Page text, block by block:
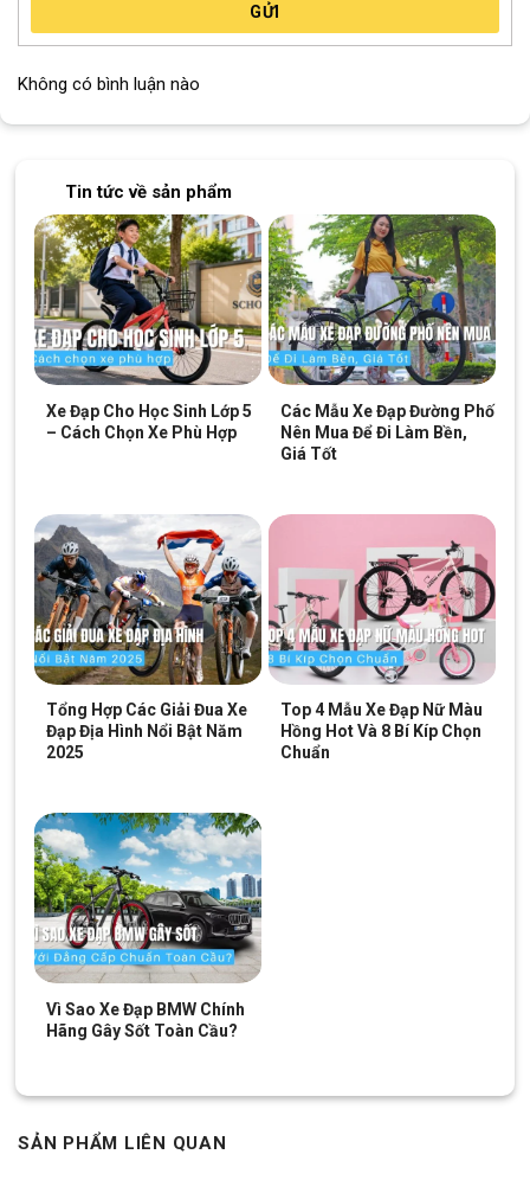
GỬI
Không có bình luận nào
Tin tức về sản phẩm
Xe Đạp Cho Học Sinh Lớp 5
– Cách Chọn Xe Phù Hợp
Các Mẫu Xe Đạp Đường Phố
Nên Mua Để Đi Làm Bền,
Giá Tốt
Tổng Hợp Các Giải Đua Xe
Đạp Địa Hình Nổi Bật Năm
2025
Top 4 Mẫu Xe Đạp Nữ Màu
Hồng Hot Và 8 Bí Kíp Chọn
Chuẩn
Vì Sao Xe Đạp BMW Chính
Hãng Gây Sốt Toàn Cầu?
SẢN PHẨM LIÊN QUAN